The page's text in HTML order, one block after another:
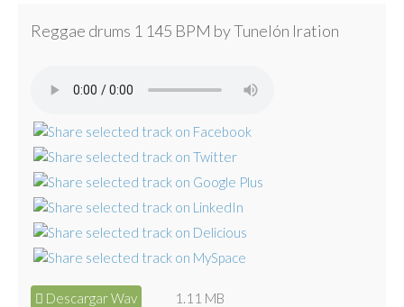
Reggae drums 1 145 BPM by Tunelón Iration
Descargar Wav 1.11 MB